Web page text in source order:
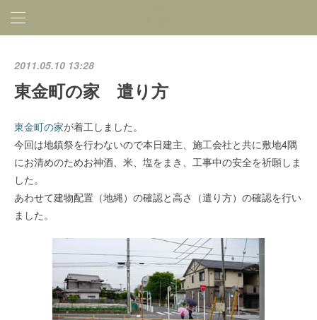
2011.05.10 13:28
東金町の家 遣り方
東金町の家が着工しました。
今回は地鎮祭を行わないので本日建主、施工会社と共に敷地4隅
にお清めのためお神酒、米、塩をまき、工事中の安全を祈願しま
した。
あわせて建物配置（地縄）の確認と高さ（遣り方）の確認を行い
ました。